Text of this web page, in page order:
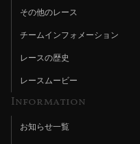
その他のレース
チームインフォメーション
レースの歴史
レースムービー
Information
お知らせ一覧